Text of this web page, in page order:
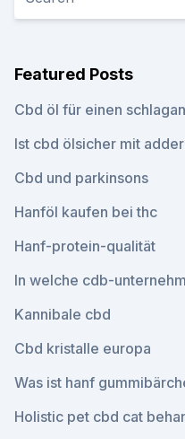
Featured Posts
Cbd öl für einen
Ist cbd ölsicher mit
Cbd und parkinsons
Hanföl kaufen bei thc
Hanf-protein-qualität
In welche cdb-
Kannibale cbd
Cbd kristalle europa
Was ist hanf
Holistic pet cbd cat